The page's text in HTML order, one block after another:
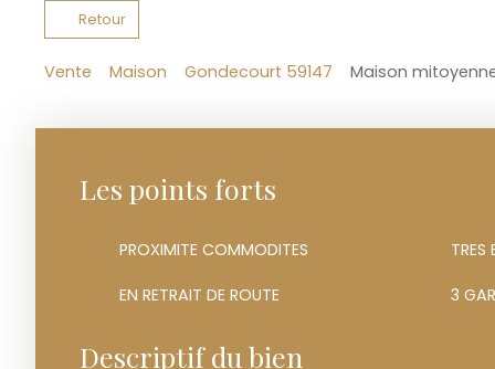
Retour
Vente Maison Gondecourt 59147 Maison
Les points forts
PROXIMITE COMMODITES
EN RETRAIT DE ROUTE
Descriptif du bien